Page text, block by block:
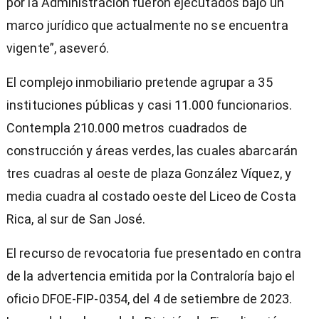
marco jurídico que actualmente no se encuentra
vigente”, aseveró.
El complejo inmobiliario pretende agrupar a 35
instituciones públicas y casi 11.000 funcionarios.
Contempla 210.000 metros cuadrados de
construcción y áreas verdes, las cuales abarcarán
tres cuadras al oeste de plaza González Víquez, y
media cuadra al costado oeste del Liceo de Costa
Rica, al sur de San José.
El recurso de revocatoria fue presentado en contra
de la advertencia emitida por la Contraloría bajo el
oficio DFOE-FIP-0354, del 4 de setiembre de 2023.